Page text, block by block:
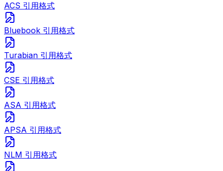
ACS 引用格式
Bluebook 引用格式
Turabian 引用格式
CSE 引用格式
ASA 引用格式
APSA 引用格式
NLM 引用格式